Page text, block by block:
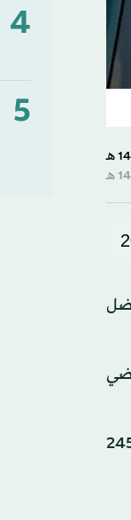
بفضل
بين أكبر المستثمرين في العالم تبلغ 1,34 تريليون دولار أواخر مارس (آذار)، أي ما يعادل 245
4
5